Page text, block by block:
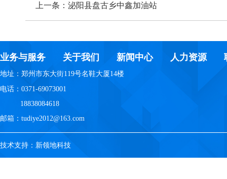
上一条： 泌阳县盘古乡中鑫加油站
业务与服务 关于我们 新闻中心 人力资源
地址：郑州市东大街119号名鞋大厦14楼
电话：0371-69073001
18838084618
邮箱：tudiye2012@163.com
技术支持：新领地科技